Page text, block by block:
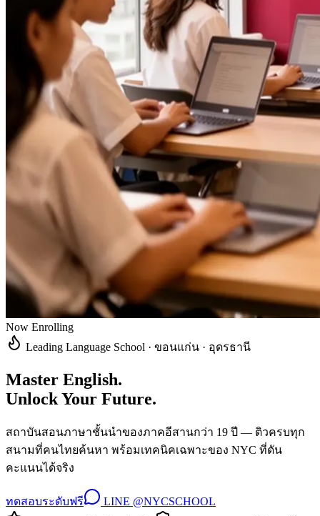
Now Enrolling
Leading Language School · ขอนแก่น · อุดรธานี
Master English.
Unlock Your Future.
สถาบันสอนภาษาชั้นนำของภาคอีสานกว่า 19 ปี — ติวครบทุก
สนามที่คนไทยค้นหา พร้อมเทคนิคเฉพาะของ NYC ที่ดัน
คะแนนได้จริง
ทดสอบระดับฟรี
LINE @NYCSCHOOL